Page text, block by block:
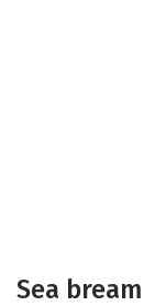
Sea bream